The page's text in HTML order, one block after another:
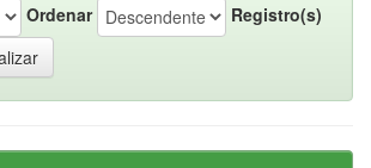
Ordenar
Registro(s)